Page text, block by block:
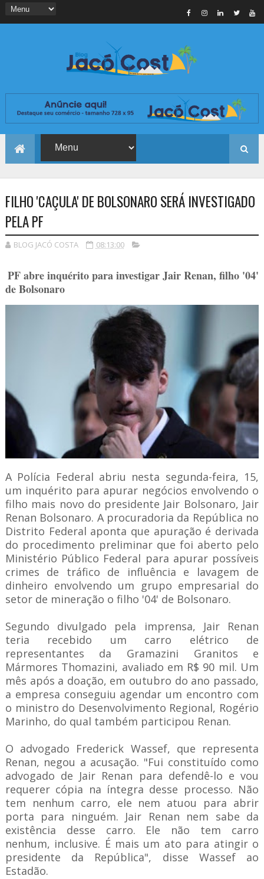
FILHO 'CAÇULA' DE BOLSONARO SERÁ INVESTIGADO
PELA PF
BLOG JACÓ COSTA 08:13:00
PF abre inquérito para investigar Jair Renan, filho '04'
de Bolsonaro
A Polícia Federal abriu nesta segunda-feira, 15,
um inquérito para apurar negócios envolvendo o
filho mais novo do presidente Jair Bolsonaro, Jair
Renan Bolsonaro. A procuradoria da República no
Distrito Federal aponta que apuração é derivada
do procedimento preliminar que foi aberto pelo
Ministério Público Federal para apurar possíveis
crimes de tráfico de influência e lavagem de
dinheiro envolvendo um grupo empresarial do
setor de mineração o filho '04' de Bolsonaro.
Segundo divulgado pela imprensa, Jair Renan
teria recebido um carro elétrico de
representantes da Gramazini Granitos e
Mármores Thomazini, avaliado em R$ 90 mil. Um
mês após a doação, em outubro do ano passado,
a empresa conseguiu agendar um encontro com
o ministro do Desenvolvimento Regional, Rogério
Marinho, do qual também participou Renan.
O advogado Frederick Wassef, que representa
Renan, negou a acusação. "Fui constituído como
advogado de Jair Renan para defendê-lo e vou
requerer cópia na íntegra desse processo. Não
tem nenhum carro, ele nem atuou para abrir
porta para ninguém. Jair Renan nem sabe da
existência desse carro. Ele não tem carro
nenhum, inclusive. É mais um ato para atingir o
presidente da República", disse Wassef ao
Estadão.